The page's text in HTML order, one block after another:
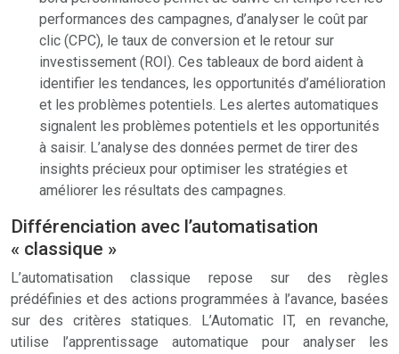
performances des campagnes, d’analyser le coût par
clic (CPC), le taux de conversion et le retour sur
investissement (ROI). Ces tableaux de bord aident à
identifier les tendances, les opportunités d’amélioration
et les problèmes potentiels. Les alertes automatiques
signalent les problèmes potentiels et les opportunités
à saisir. L’analyse des données permet de tirer des
insights précieux pour optimiser les stratégies et
améliorer les résultats des campagnes.
Différenciation avec l’automatisation
« classique »
L’automatisation classique repose sur des règles
prédéfinies et des actions programmées à l’avance, basées
sur des critères statiques. L’Automatic IT, en revanche,
utilise l’apprentissage automatique pour analyser les